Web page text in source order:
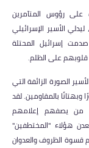
على رؤوس المتآمرين
الأسير الإسرائيلي
إسرائيل المحتلة
قلوبهم على الظلم.
الصورة الزائفة التي
وبهتانًا بالمقاومين. لقد
500 يوم بين أيدي من يصفهم إعلامهم
هؤلاء "المختطفين"
قسوة الظروف والعدوان